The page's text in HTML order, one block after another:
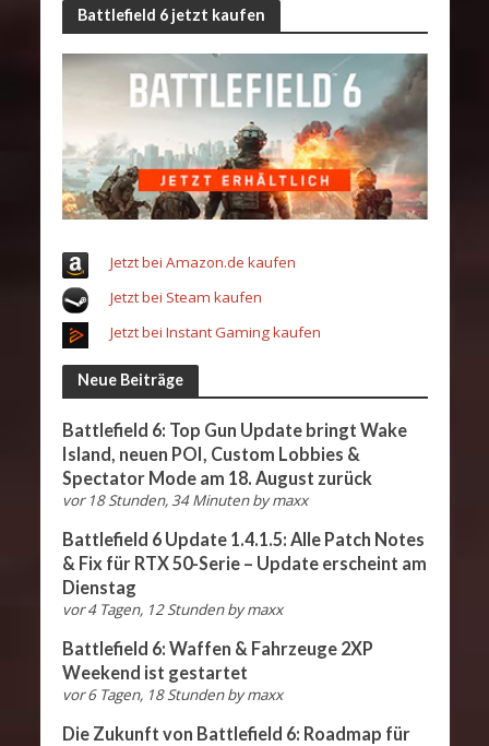
Battlefield 6 jetzt kaufen
Jetzt bei Amazon.de kaufen
Jetzt bei Steam kaufen
Jetzt bei Instant Gaming kaufen
Neue Beiträge
Battlefield 6: Top Gun Update bringt Wake
Island, neuen POI, Custom Lobbies &
Spectator Mode am 18. August zurück
vor 18 Stunden, 34 Minuten bymaxx
Battlefield 6 Update 1.4.1.5: Alle Patch Notes
& Fix für RTX 50-Serie – Update erscheint am
Dienstag
vor 4 Tagen, 12 Stunden bymaxx
Battlefield 6: Waffen & Fahrzeuge 2XP
Weekend ist gestartet
vor 6 Tagen, 18 Stunden bymaxx
Die Zukunft von Battlefield 6: Roadmap für